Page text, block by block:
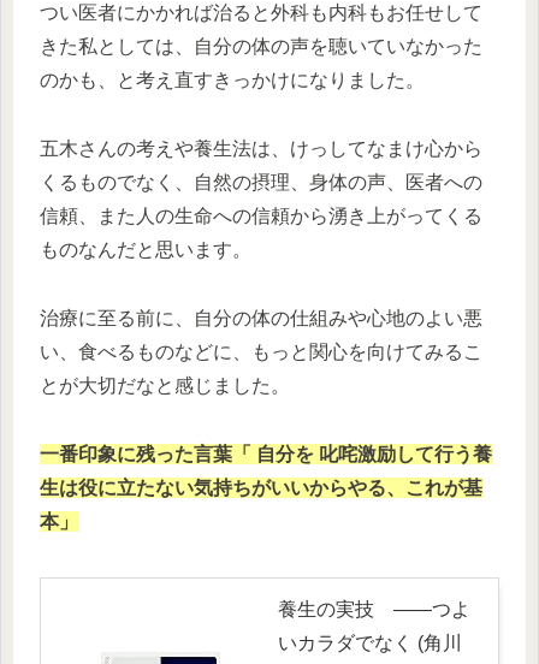
つい医者にかかれば治ると外科も内科もお任せして
きた私としては、自分の体の声を聴いていなかった
のかも、と考え直すきっかけになりました。
五木さんの考えや養生法は、けっしてなまけ心から
くるものでなく、自然の摂理、身体の声、医者への
信頼、また人の生命への信頼から湧き上がってくる
ものなんだと思います。
治療に至る前に、自分の体の仕組みや心地のよい悪
い、食べるものなどに、もっと関心を向けてみるこ
とが大切だなと感じました。
一番印象に残った言葉「 自分を 叱咤激励して行う養
生は役に立たない気持ちがいいからやる、これが基
本」
養生の実技 ――つよ
いカラダでなく (角川